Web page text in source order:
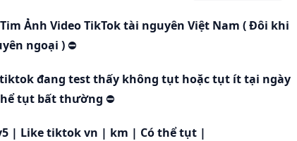
Tim Ảnh Video TikTok tài nguyên Việt Nam ( Đôi khi
ngoại )⛔
đang test thấy không tụt hoặc tụt ít tại ngày
tụt bất thường ⛔
| Like tiktok vn | km | Có thể tụt |